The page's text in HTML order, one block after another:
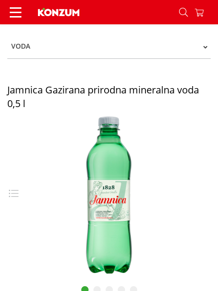
Jamnica Gazirana prirodna mineralna voda 0,5 l
VODA
Jamnica Gazirana prirodna mineralna voda
0,5 l